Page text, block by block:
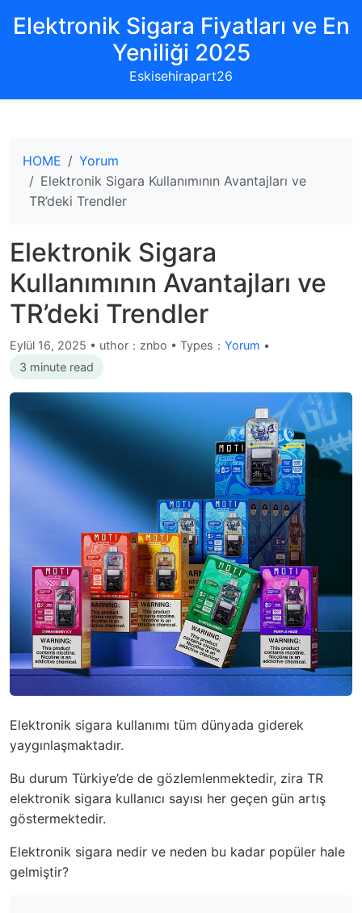
Elektronik Sigara Fiyatları ve En
Yeniliği 2025
Eskisehirapart26
HOME
Yorum
Elektronik Sigara Kullanımının Avantajları ve
TR’deki Trendler
Elektronik Sigara
Kullanımının Avantajları ve
TR’deki Trendler
Eylül 16, 2025 • uthor：znbo • Types： Yorum •
3 minute read
Elektronik sigara kullanımı tüm dünyada giderek
yaygınlaşmaktadır.
Bu durum Türkiye’de de gözlemlenmektedir, zira TR
elektronik sigara kullanıcı sayısı her geçen gün artış
göstermektedir.
Elektronik sigara nedir ve neden bu kadar popüler hale
gelmiştir?